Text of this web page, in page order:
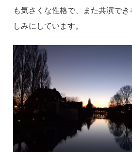
も気さくな性格で、また共演で
しみにしています。